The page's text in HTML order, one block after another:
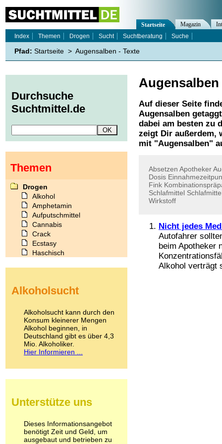
Augensalben
Auf dieser Seite
Augensalben
dabei am besten zu
zeigt Dir außerdem,
mit "Augensalben"
Absetzen Apotheker
Dosis
Fink
Schlafmittel
Wirkstoff
Nicht jedes
Autofahrer
beim Apotheker
Alkohol verträgt
Startseite Magazin
Index
Themen Drogen Sucht Suchtberatung Suche
Pfad: Startseite > Augensalben - Texte
Durchsuche
Suchtmittel.de
Themen
Drogen
Alkohol
Amphetamin
Aufputschmittel
Cannabis
Crack
Ecstasy
Haschisch
Kokain
LSD
Marihuana
Medikamente
Meskalin
Metamphetamin
Methadon
Pilze
Psychopharmaka
Schlafmittel
Schmerzmittel
Alkoholsucht
Alkoholsucht kann durch den
Konsum kleinerer Mengen
Alkohol beginnen, in
Deutschland gibt es über 4,3
Mio. Alkoholiker.
Hier Informieren ...
Unterstütze uns
Dieses Informationsangebot
benötigt Zeit und Geld, um
ausgebaut und betrieben zu